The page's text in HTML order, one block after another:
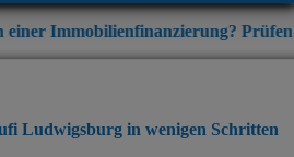
Prüfen Sie jetzt die
Ludwigsburg in wenigen Schritten